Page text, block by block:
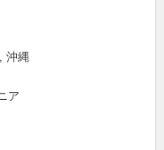
沖縄
ア